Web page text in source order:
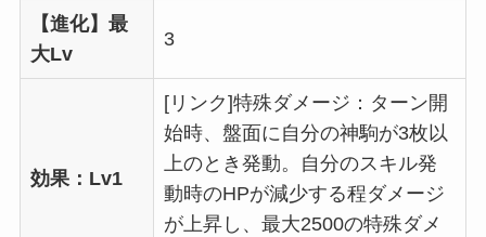
【進化】最
大Lv
3
効果：Lv1
[リンク]特殊ダメージ：ターン開
始時、盤面に自分の神駒が3枚以
上のとき発動。自分のスキル発
動時のHPが減少する程ダメージ
が上昇し、最大2500の特殊ダメ